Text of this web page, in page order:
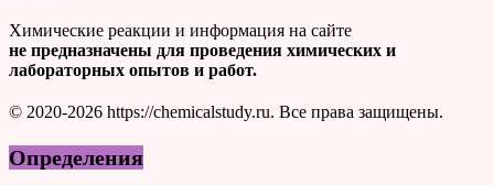
Химические реакции и информация на сайте
не предназначены для проведения химических и
лабораторных опытов и работ.
© 2020-2026 https://chemicalstudy.ru. Все права защищены.
Определения